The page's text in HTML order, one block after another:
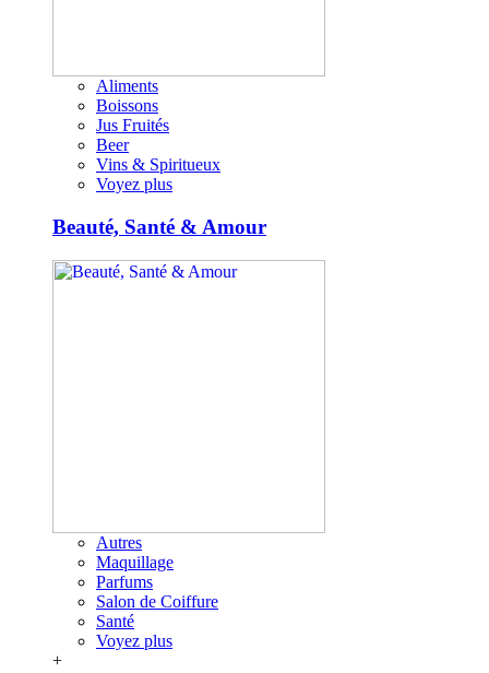
Aliments
Boissons
Jus Fruités
Beer
Vins & Spiritueux
Voyez plus
Beauté, Santé & Amour
Autres
Maquillage
Parfums
Salon de Coiffure
Santé
Voyez plus
+